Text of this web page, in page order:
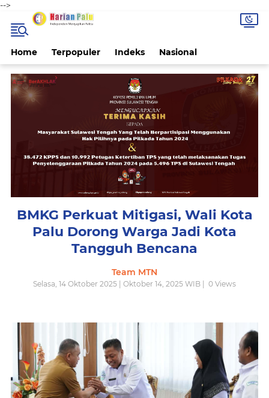
-->
Home Terpopuler Indeks Nasional
BMKG Perkuat Mitigasi, Wali Kota
Palu Dorong Warga Jadi Kota
Tangguh Bencana
Team MTN
Selasa, 14 Oktober 2025 | Oktober 14, 2025 WIB | 0 Views